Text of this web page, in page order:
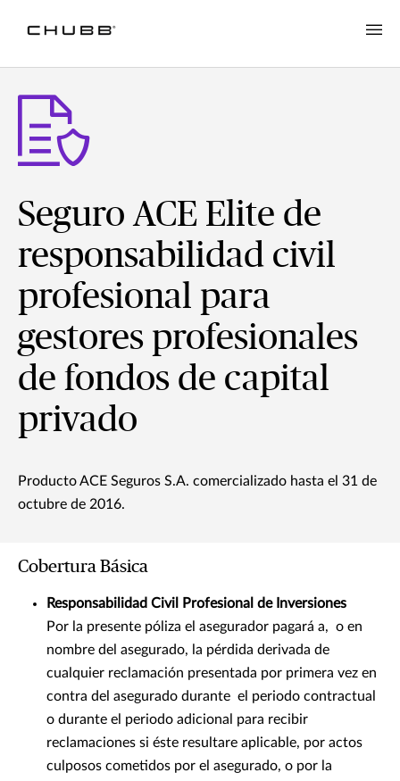
Seguro ACE Elite de
responsabilidad civil
profesional para
gestores profesionales
de fondos de capital
privado
Producto ACE Seguros S.A. comercializado hasta el 31 de
octubre de 2016.
Cobertura Básica
Responsabilidad Civil Profesional de Inversiones
Por la presente póliza el asegurador pagará a, o en
nombre del asegurado, la pérdida derivada de
cualquier reclamación presentada por primera vez en
contra del asegurado durante el periodo contractual
o durante el periodo adicional para recibir
reclamaciones si éste resultare aplicable, por actos
culposos cometidos por el asegurado, o por la